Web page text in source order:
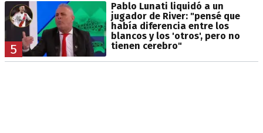
5
Pablo Lunati liquidó a un
jugador de River: "pensé que
había diferencia entre los
blancos y los 'otros', pero no
tienen cerebro"